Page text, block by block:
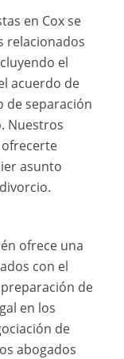
en Cox se
relacionados
el
acuerdo de
de separación
Nuestros
asunto
ofrece una
con el
de
en los
de
abogados